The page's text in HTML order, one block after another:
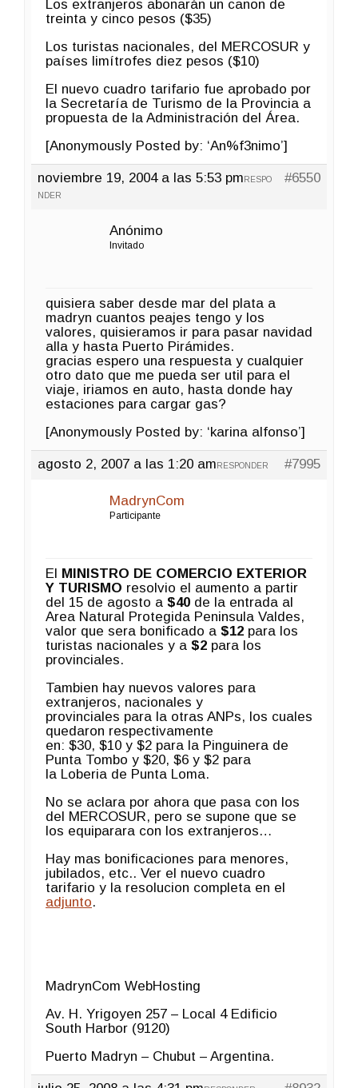
Los extranjeros abonarán un canon de
treinta y cinco pesos ($35)
Los turistas nacionales, del MERCOSUR y
países limítrofes diez pesos ($10)
El nuevo cuadro tarifario fue aprobado por
la Secretaría de Turismo de la Provincia a
propuesta de la Administración del Área.
[Anonymously Posted by: ‘An%f3nimo’]
noviembre 19, 2004 a las 5:53 pm #6550
RESPO
NDER
Anónimo
Invitado
quisiera saber desde mar del plata a
madryn cuantos peajes tengo y los
valores, quisieramos ir para pasar navidad
alla y hasta Puerto Pirámides.
gracias espero una respuesta y cualquier
otro dato que me pueda ser util para el
viaje, iriamos en auto, hasta donde hay
estaciones para cargar gas?
[Anonymously Posted by: ‘karina alfonso’]
agosto 2, 2007 a las 1:20 am #7995
RESPONDER
MadrynCom
Participante
El MINISTRO DE COMERCIO EXTERIOR
Y TURISMO resolvio el aumento a partir
del 15 de agosto a $40 de la entrada al
Area Natural Protegida Peninsula Valdes,
valor que sera bonificado a $12 para los
turistas nacionales y a $2 para los
provinciales.
Tambien hay nuevos valores para
extranjeros, nacionales y
provinciales para la otras ANPs, los cuales
quedaron respectivamente
en: $30, $10 y $2 para la Pinguinera de
Punta Tombo y $20, $6 y $2 para
la Loberia de Punta Loma.
No se aclara por ahora que pasa con los
del MERCOSUR, pero se supone que se
los equiparara con los extranjeros…
Hay mas bonificaciones para menores,
jubilados, etc.. Ver el nuevo cuadro
tarifario y la resolucion completa en el
adjunto.
MadrynCom WebHosting
Av. H. Yrigoyen 257 – Local 4 Edificio
South Harbor (9120)
Puerto Madryn – Chubut – Argentina.